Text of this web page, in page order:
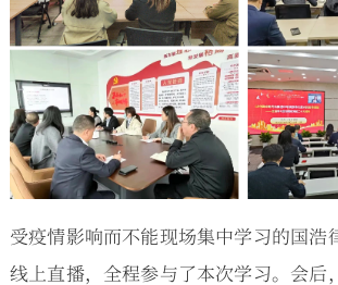
受疫情影响而不能现场集中学习的国浩
线上直播，全程参与了本次学习。会后